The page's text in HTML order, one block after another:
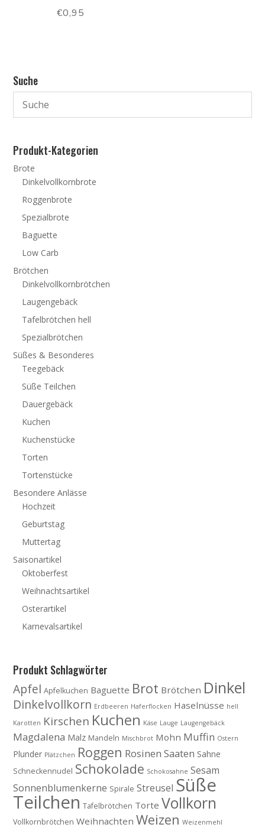
€0,95
Suche
Produkt-Kategorien
Brote
Dinkelvollkornbrote
Roggenbrote
Spezialbrote
Baguette
Low Carb
Brötchen
Dinkelvollkornbrötchen
Laugengebäck
Tafelbrötchen hell
Spezialbrötchen
Süßes & Besonderes
Teegebäck
Süße Teilchen
Dauergebäck
Kuchen
Kuchenstücke
Torten
Tortenstücke
Besondere Anlässe
Hochzeit
Geburtstag
Muttertag
Saisonartikel
Oktoberfest
Weihnachtsartikel
Osterartikel
Karnevalsartikel
Produkt Schlagwörter
Apfel Apfelkuchen Baguette Brot Brötchen Dinkel
Dinkelvollkorn Erdbeeren Haferflocken Haselnüsse hell
Karotten Kirschen Kuchen Käse Lauge Laugengebäck
Magdalena Malz Mandeln Mischbrot Mohn Muffin Ostern
Plunder Plätzchen Roggen Rosinen Saaten Sahne
Schneckennudel Schokolade Schokosahne Sesam
Sonnenblumenkerne Spirale Streusel Süße
Teilchen Tafelbrötchen Torte Vollkorn
Vollkornbrötchen Weihnachten Weizen Weizenmehl